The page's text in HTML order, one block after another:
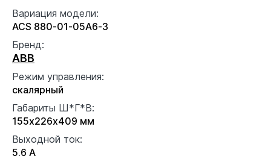
Вариация модели:
ACS 880-01-05A6-3
Бренд:
ABB
Режим управления:
скалярный
Габариты Ш*Г*В:
155x226x409 мм
Выходной ток:
5.6 А